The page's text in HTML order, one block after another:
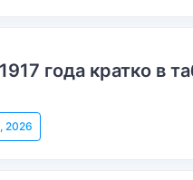
года кратко в
2026